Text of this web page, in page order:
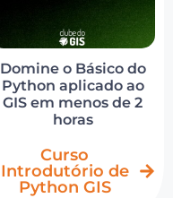
Domine o Básico do
Python aplicado ao
GIS em menos de 2
horas
Curso
Introdutório de
Python GIS